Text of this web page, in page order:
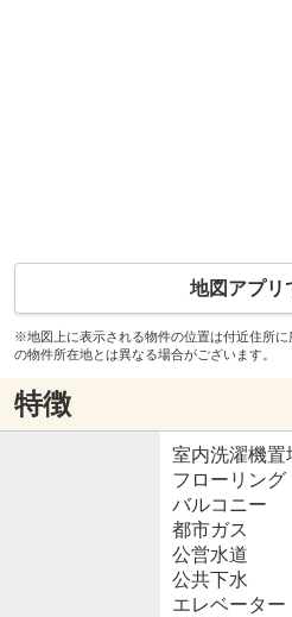
地図アプリ
※地図上に表示される物件の位置は付近住所
の物件所在地とは異なる場合がございます。
特徴
室内洗濯機置
フローリング
バルコニー
都市ガス
公営水道
公共下水
エレベーター